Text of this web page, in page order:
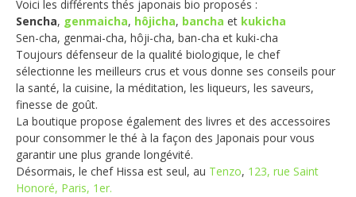
Voici les différents thés japonais bio proposés :
Sencha, genmaicha, hôjicha, bancha et kukicha
Sen-cha, genmai-cha, hôji-cha, ban-cha et kuki-cha
Toujours défenseur de la qualité biologique, le chef
sélectionne les meilleurs crus et vous donne ses conseils pour
la santé, la cuisine, la méditation, les liqueurs, les saveurs,
finesse de goût.
La boutique propose également des livres et des accessoires
pour consommer le thé à la façon des Japonais pour vous
garantir une plus grande longévité.
Désormais, le chef Hissa est seul, au Tenzo, 123, rue Saint
Honoré, Paris, 1er.